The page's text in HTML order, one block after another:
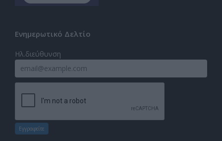
Ενημερωτικό Δελτίο
Ηλ.διεύθυνση
Εγγραφείτε